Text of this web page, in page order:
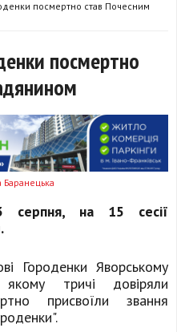
посмертно став Почесним
посмертно
Баранецька
на 15 сесії
Городенки Яворському
тричі довіряли
присвоїли звання